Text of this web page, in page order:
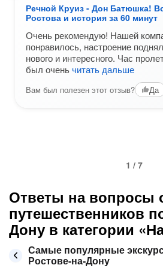
Речной Круиз - Дон Батюшка!
Ростова и история за 60 минут
Очень рекомендую! Нашей
понравилось, настроение
нового и интересного. Час
был оченьчитать дальше
Вам был полезен этот отзыв? Да
1 / 7
Ответы на вопросы
путешественников
Дону в категории
Самые популярные
Ростове-на-Дону